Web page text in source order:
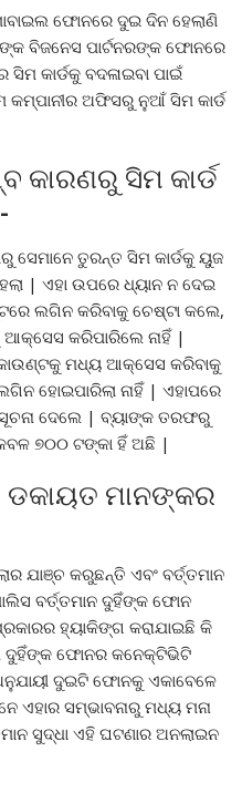
ଫୋନରେ ଦୁଇ ଦିନ ହେଲାଣି
ବିଜନେସ ପାର୍ଟନରଙ୍କ ଫୋନରେ
କାର୍ଡକୁ ବଦଳାଇବା ପାଇଁ
ଅଫିସରୁ ନୁଆଁ ସିମ କାର୍ଡ
ସିମ କାର୍ଡ
ତୁରନ୍ତ ସିମ କାର୍ଡକୁ ୟୁଜ
| ଏହା ଉପରେ ଧ୍ୟାନ ନ ଦେଇ
ଲଗିନ କରିବାକୁ ଚେଷ୍ଟା କଲେ,
କରିପାରିଲେ ନାହିଁ |
ମଧ୍ୟ ଆକ୍ସେସ କରିବାକୁ
ହୋଇପାରିଲା ନାହିଁ | ଏହାପରେ
ଦେଲେ | ବ୍ୟାଙ୍କ ତରଫରୁ
୭୦୦ ଟଙ୍କା ହିଁ ଅଛି |
ଡକାୟତ ମାନଙ୍କର
ଯାଞ୍ଚ କରୁଛନ୍ତି ଏବଂ ବର୍ତ୍ତମାନ
ବର୍ତ୍ତମାନ ଦୁହିଁଙ୍କ ଫୋନ
ହ୍ୟାକିଙ୍ଗ କରାଯାଇଛି କି
ଦୁହିଁଙ୍କ ଫୋନର କନେକ୍ଟିଭିଟି
ଦୁଇଟି ଫୋନକୁ ଏକାବେଳେ
ଏହାର ସମ୍ଭାବନାରୁ ମଧ୍ୟ ମନା
ସୁଦ୍ଧା ଏହି ଘଟଣାର ଅନଲାଇନ